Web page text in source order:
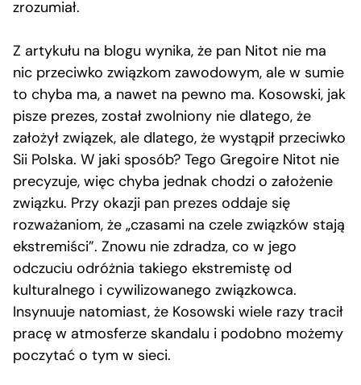
zrozumiał.
Z artykułu na blogu wynika, że pan Nitot nie ma
nic przeciwko związkom zawodowym, ale w sumie
to chyba ma, a nawet na pewno ma. Kosowski, jak
pisze prezes, został zwolniony nie dlatego, że
założył związek, ale dlatego, że wystąpił przeciwko
Sii Polska. W jaki sposób? Tego Gregoire Nitot nie
precyzuje, więc chyba jednak chodzi o założenie
związku. Przy okazji pan prezes oddaje się
rozważaniom, że „czasami na czele związków stają
ekstremiści”. Znowu nie zdradza, co w jego
odczuciu odróżnia takiego ekstremistę od
kulturalnego i cywilizowanego związkowca.
Insynuuje natomiast, że Kosowski wiele razy tracił
pracę w atmosferze skandalu i podobno możemy
poczytać o tym w sieci.